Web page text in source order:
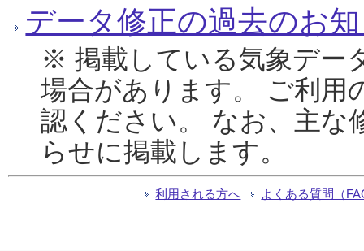
データ修正の過去のお
※ 掲載している気象デー
場合があります。 ご利用
認ください。 なお、主な
らせに掲載します。
利用される方へ よくある質問（